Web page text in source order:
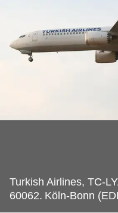
Turkish Airlines, TC-
60062. Köln-Bonn